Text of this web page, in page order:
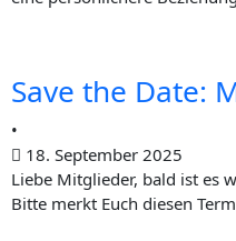
Save the Date:
•
18. September 2025
Lie­be Mitglieder, bald ist es
Bit­te merkt Euch die­sen
för­
dern“
im
März